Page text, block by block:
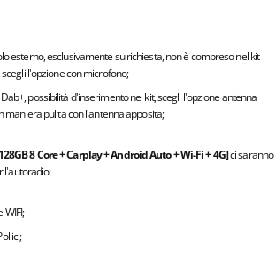
esterno, esclusivamente su richiesta, non è compreso nel kit
l'opzione con microfono;
possibilità d'inserimento nel kit, scegli l'opzione antenna
maniera pulita con l'antenna apposita;
8 Core + Carplay + Android Auto + Wi-Fi + 4G]ci saranno
l'autoradio: